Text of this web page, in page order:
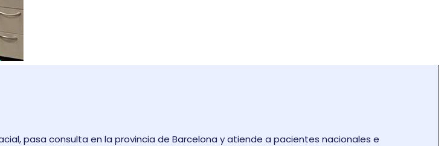
pasa consulta en la provincia de Barcelona y atiende a pacientes nacionales e